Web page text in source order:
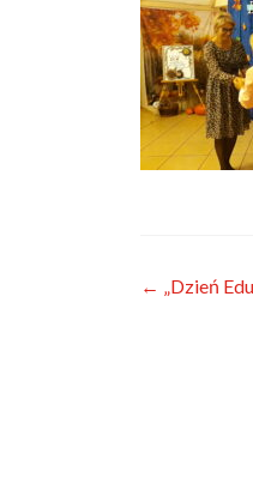
Zobacz
← „Dzień